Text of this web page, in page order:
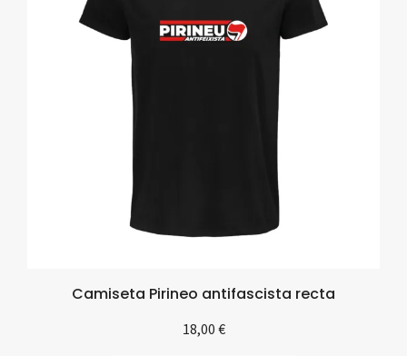
Camiseta Pirineo antifascista recta
18,00 €